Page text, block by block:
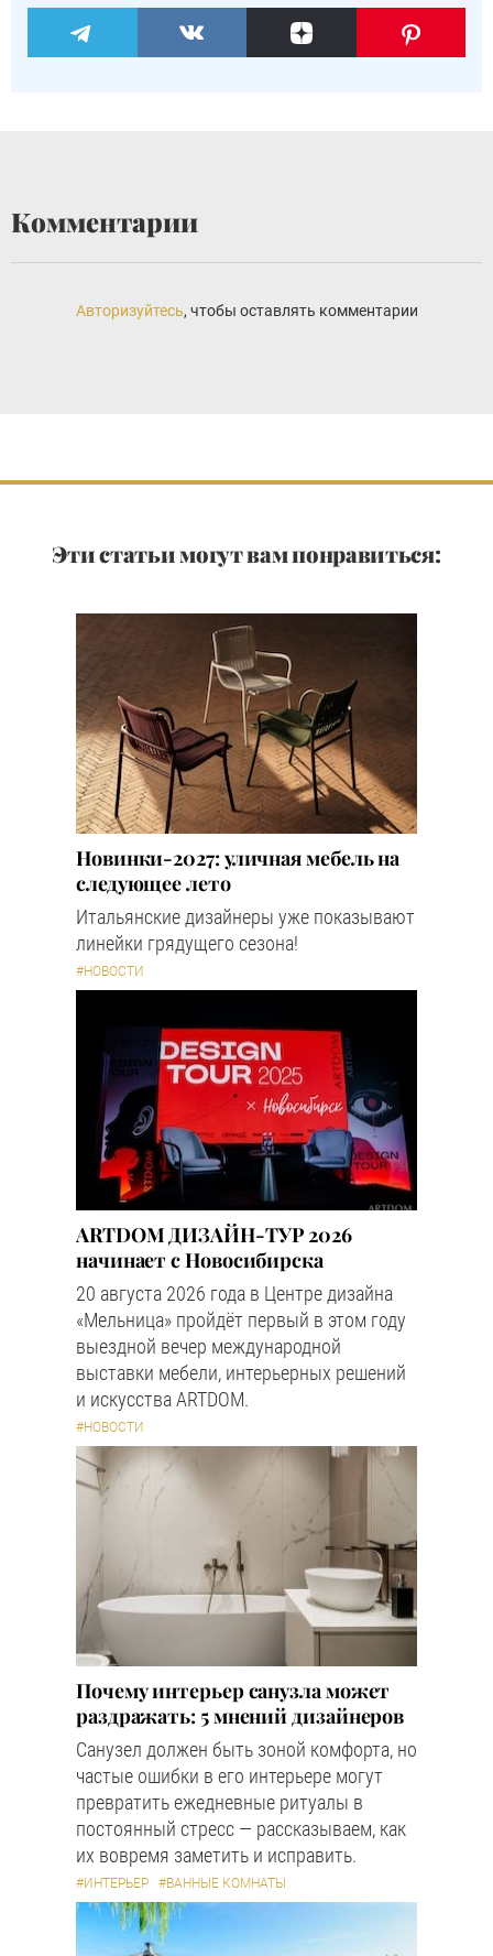
Комментарии
Авторизуйтесь, чтобы оставлять комментарии
Эти статьи могут вам понравиться:
Новинки-2027: уличная мебель на
следующее лето
Итальянские дизайнеры уже показывают
линейки грядущего сезона!
#НОВОСТИ
ARTDOM ДИЗАЙН-ТУР 2026
начинает с Новосибирска
20 августа 2026 года в Центре дизайна
«Мельница» пройдёт первый в этом году
выездной вечер международной
выставки мебели, интерьерных решений
и искусства ARTDOM.
#НОВОСТИ
Почему интерьер санузла может
раздражать: 5 мнений дизайнеров
Санузел должен быть зоной комфорта, но
частые ошибки в его интерьере могут
превратить ежедневные ритуалы в
постоянный стресс — рассказываем, как
их вовремя заметить и исправить.
#ИНТЕРЬЕР #ВАННЫЕ КОМНАТЫ